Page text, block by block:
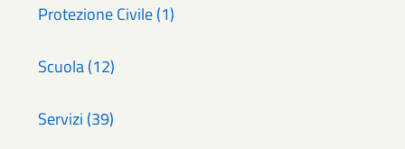
Protezione Civile (1)
Scuola (12)
Servizi (39)